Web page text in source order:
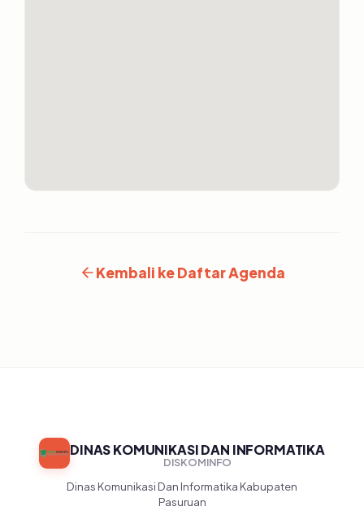
Kembali ke Daftar Agenda
DINAS KOMUNIKASI DAN INFORMATIKA
DISKOMINFO
Dinas Komunikasi Dan Informatika Kabupaten
Pasuruan